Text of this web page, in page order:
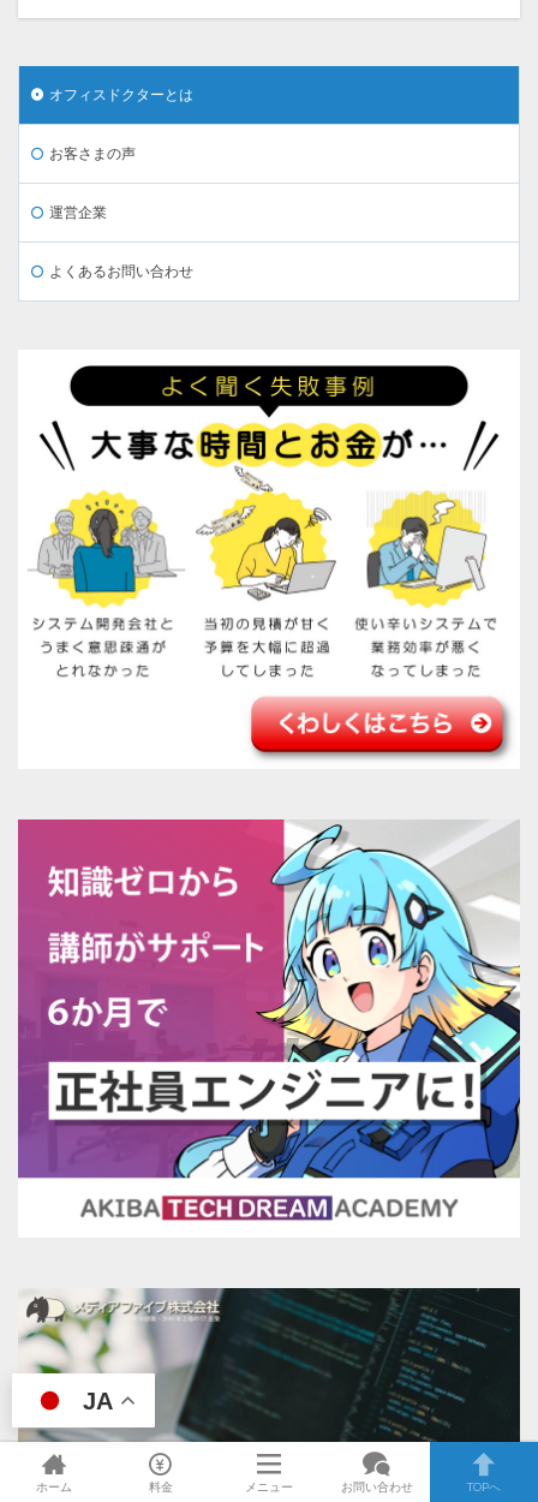
オフィスドクターとは
お客さまの声
運営企業
よくあるお問い合わせ
ホーム 料金 メニュー お問い合わせ TOPへ
JA